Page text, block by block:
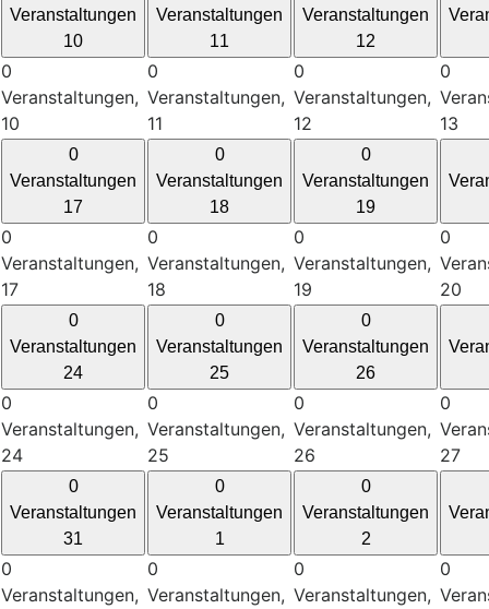
Veranstaltungen
10
0
Veranstaltungen,
10
Veranstaltungen
11
0
Veranstaltungen,
11
Veranstaltungen
12
0
Veranstaltungen,
12
0
13
0
Veranstaltungen
17
0
Veranstaltungen,
17
0
Veranstaltungen
18
0
Veranstaltungen,
18
0
Veranstaltungen
19
0
Veranstaltungen,
19
0
20
0
Veranstaltungen
24
0
Veranstaltungen,
24
0
Veranstaltungen
25
0
Veranstaltungen,
25
0
Veranstaltungen
26
0
Veranstaltungen,
26
0
27
0
Veranstaltungen
31
0
Veranstaltungen,
0
Veranstaltungen
1
0
Veranstaltungen,
0
Veranstaltungen
2
0
Veranstaltungen,
0